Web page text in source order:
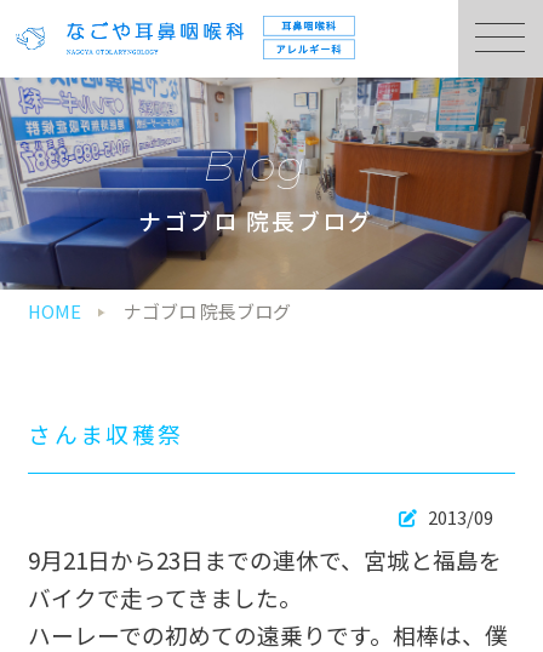
ナゴブロ 院長ブログ
Blog
HOME ナゴブロ 院長ブログ
さんま収穫祭
2013/09
9月21日から23日までの連休で、宮城と福島を
バイクで走ってきました。
ハーレーでの初めての遠乗りです。相棒は、僕